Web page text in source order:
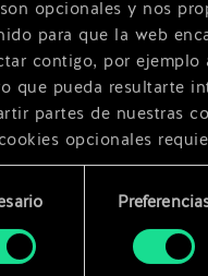
opcionales y nos
para que la web
contigo, por ejemplo
que pueda resultarte
partes de nuestras
opcionales
todos los detalles